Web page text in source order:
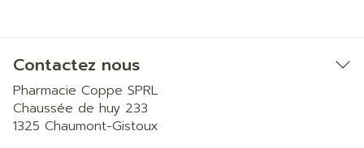
Contactez nous
Pharmacie Coppe SPRL
Chaussée de huy 233
1325 Chaumont-Gistoux